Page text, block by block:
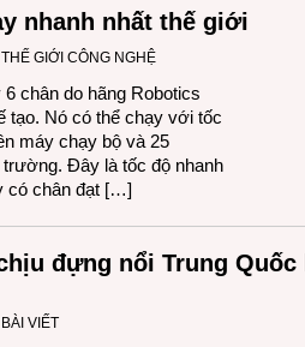
nhanh nhất thế giới
THẾ GIỚI CÔNG NGHỆ
chân do hãng Robotics
tạo. Nó có thể chạy với tốc
máy chạy bộ và 25
Đây là tốc độ nhanh
có chân đạt […]
đựng nổi Trung
BÀI VIẾT